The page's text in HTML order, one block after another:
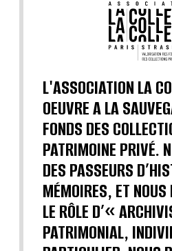
L'ASSOCIATION LA
OEUVRE A LA
FONDS DES
PATRIMOINE PRIVÉ.
DES PASSEURS
MÉMOIRES, ET NOUS
LE RÔLE D’«
PATRIMONIAL,